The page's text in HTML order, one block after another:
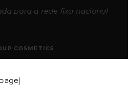
para a rede fixa nacional
COSMETICS